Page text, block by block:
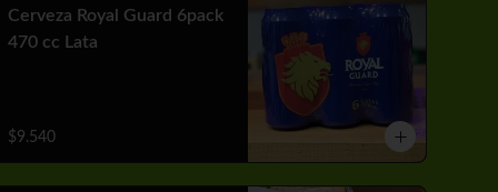
Cerveza Royal Guard 6pack
470 cc Lata
$9.540